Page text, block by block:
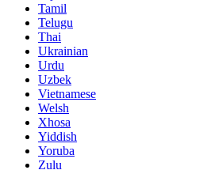
Tamil
Telugu
Thai
Ukrainian
Urdu
Uzbek
Vietnamese
Welsh
Xhosa
Yiddish
Yoruba
Zulu